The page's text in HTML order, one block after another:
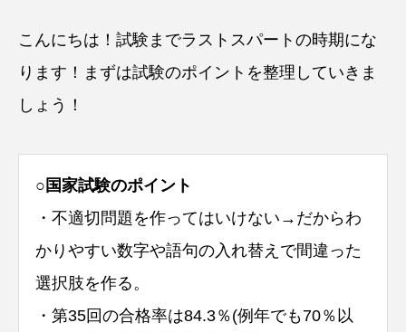
こんにちは！試験までラストスパートの時期にな
ります！まずは試験のポイントを整理していきま
しょう！
○国家試験のポイント
・不適切問題を作ってはいけない→だからわ
かりやすい数字や語句の入れ替えで間違った
選択肢を作る。
・第35回の合格率は84.3％(例年でも70％以